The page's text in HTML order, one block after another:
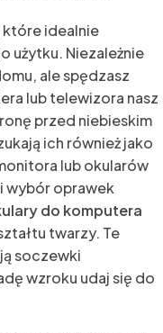
które idealnie
użytku. Niezależnie
ale spędzasz
lub telewizora nasz
przed niebieskim
ich również jako
lub okularów
wybór oprawek
do komputera
twarzy. Te
soczewki
wzroku udaj się do